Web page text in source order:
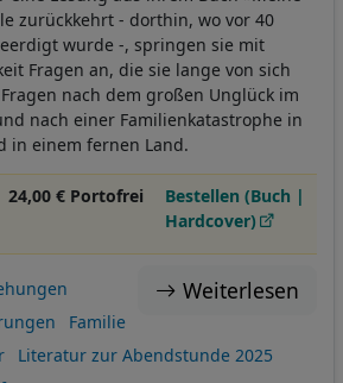
zurückkehrt - dorthin, wo vor 40
wurde -, springen sie mit
Fragen an, die sie lange von sich
nach dem großen Unglück im
nach einer Familienkatastrophe in
in einem fernen Land.
24,00 € Portofrei
Bestellen (Buch |
Hardcover)
Weiterlesen
Familie
Literatur zur Abendstunde 2025